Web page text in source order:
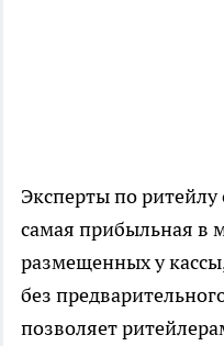
Эксперты по ритейлу
самая прибыльная в
размещенных у
без
позволяет